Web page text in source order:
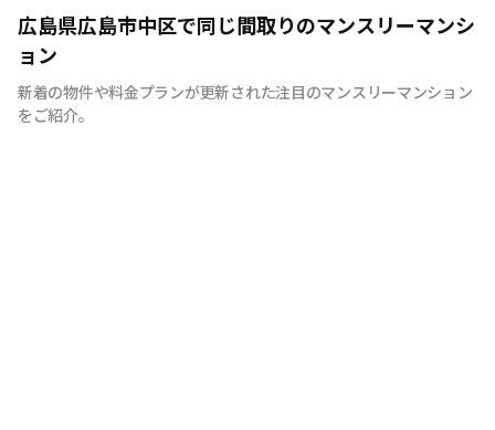
広島のマンスリーマンション“エールマンスリー広島”は、
中国地方で管理物件戸数 NO.1の良和ハウスが運営展開す
るマンスリーマンションです。 豊富な物件の中から厳選
したお部屋にお洒落な家具や質のよい家電を装備。 イン
テリアやサービスにも拘った地元密着企業ならではの柔軟
広島県広島市中区で同じ間取りのマンスリーマンシ
ョン
新着の物件や料金プランが更新された注目のマンスリーマンション
をご紹介。